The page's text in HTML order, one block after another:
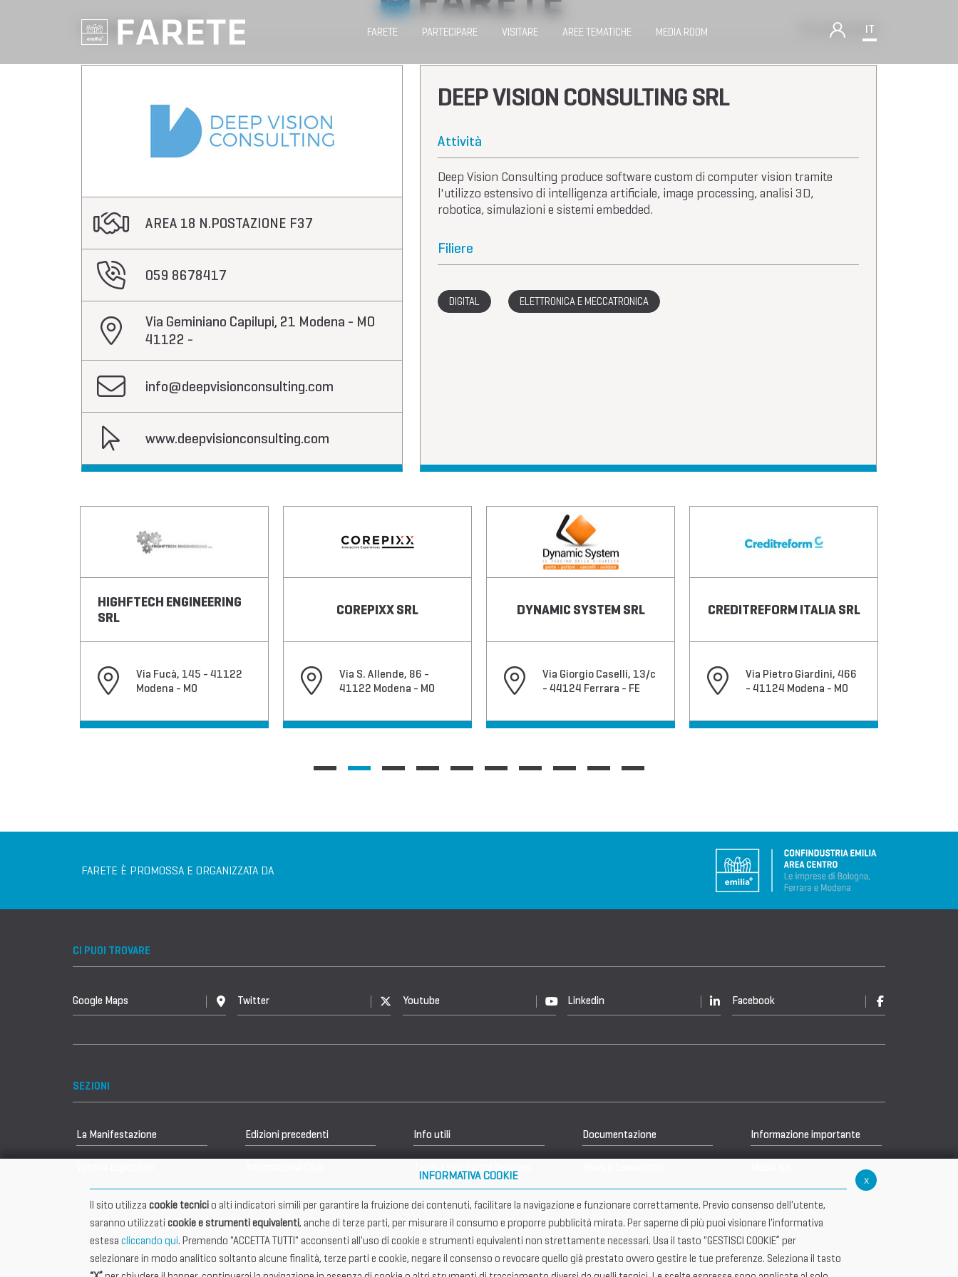
FARETE PARTECIPARE VISITARE AREE TEMATICHE MEDIA ROOM IT
Aziende Farete 2020 Torna alle aziende
AREA 18 N.POSTAZIONE F37
059 8678417
Via Geminiano Capilupi, 21 Modena - MO
41122 -
info@deepvisionconsulting.com
www.deepvisionconsulting.com
DEEP VISION CONSULTING SRL
Attività
Deep Vision Consulting produce software custom di computer vision tramite
l'utilizzo estensivo di intelligenza artificiale, image processing, analisi 3D,
robotica, simulazioni e sistemi embedded.
Filiere
DIGITAL ELETTRONICA E MECCATRONICA
HIGHFTECH ENGINEERING
SRL
Via Fucà, 145 - 41122
Modena - MO
COREPIXX SRL
Via S. Allende, 86 -
41122 Modena - MO
DYNAMIC SYSTEM SRL
Via Giorgio Caselli, 13/c
- 44124 Ferrara - FE
CREDITREFORM ITALIA SRL
Via Pietro Giardini, 466
- 41124 Modena - MO
FARETE È PROMOSSA E ORGANIZZATA DA
CI PUOI TROVARE
Google Maps Twitter Youtube Linkedin Facebook
SEZIONI
La Manifestazione Edizioni precedenti Info utili Documentazione Informazione importante
x
INFORMATIVA COOKIE
Il sito utilizza cookie tecnici o alti indicatori simili per garantire la fruizione dei contenuti, facilitare la navigazione e funzionare correttamente. Previo consenso dell'utente,
saranno utilizzati cookie e strumenti equivalenti, anche di terze parti, per misurare il consumo e proporre pubblicità mirata. Per saperne di più puoi visionare l'informativa
estesa cliccando qui. Premendo "ACCETTA TUTTI" acconsenti all'uso di cookie e strumenti equivalenti non strettamente necessari. Usa il tasto "GESTISCI COOKIE” per
selezionare in modo analitico soltanto alcune finalità, terze parti e cookie, negare il consenso o revocare quello già prestato ovvero gestire le tue preferenze. Seleziona il tasto